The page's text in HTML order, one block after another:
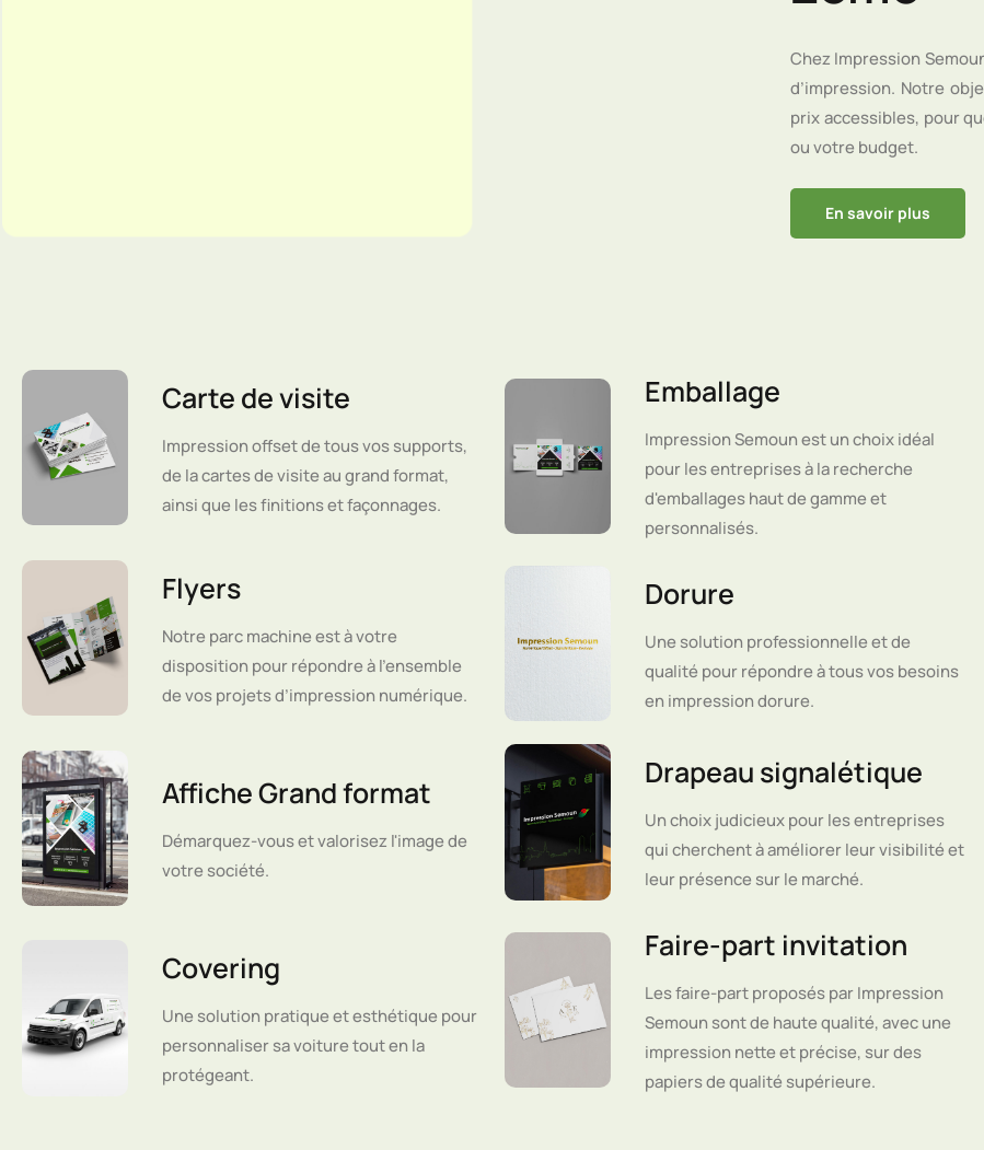
Chez Impression
d’impression. Notre
prix accessibles, pour
ou votre budget.
En savoir plus
Carte de visite
Impression offset de tous vos supports,
de la cartes de visite au grand format,
ainsi que les finitions et façonnages.
Flyers
Notre parc machine est à votre
disposition pour répondre à l'ensemble
de vos projets d’impression numérique.
Affiche Grand format
Démarquez-vous et valorisez l'image de
votre société.
Covering
Une solution pratique et esthétique pour
personnaliser sa voiture tout en la
protégeant.
Emballage
Impression Semoun est un choix idéal
pour les entreprises à la recherche
d'emballages haut de gamme et
personnalisés.
Dorure
Une solution professionnelle et de
qualité pour répondre à tous vos besoins
en impression dorure.
Drapeau signalétique
Un choix judicieux pour les entreprises
qui cherchent à améliorer leur visibilité et
leur présence sur le marché.
Faire-part invitation
Les faire-part proposés par Impression
Semoun sont de haute qualité, avec une
impression nette et précise, sur des
papiers de qualité supérieure.